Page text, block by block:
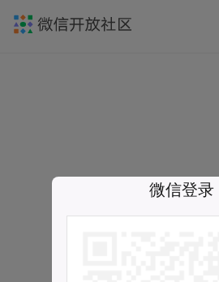
微信登录